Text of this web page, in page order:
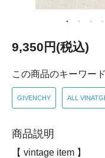
9,350円(税込)
この商品のキーワード
GIVENCHY ALL
商品説明
【 vintage item 】